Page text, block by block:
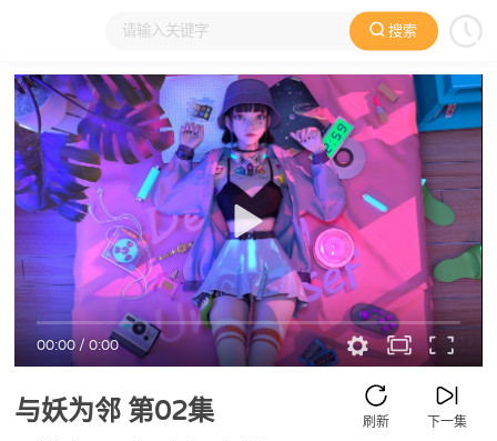
搜索
大家在看 日本动漫 国产动漫 欧美动漫 动漫电影
00:00/0:00
与妖为邻 第02集 下一集
刷新